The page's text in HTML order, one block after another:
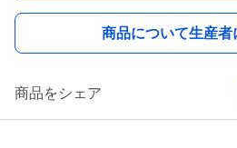
商品について生産者
商品をシェア